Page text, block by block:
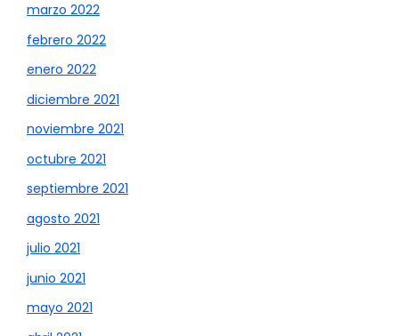
marzo 2022
febrero 2022
enero 2022
diciembre 2021
noviembre 2021
octubre 2021
septiembre 2021
agosto 2021
julio 2021
junio 2021
mayo 2021